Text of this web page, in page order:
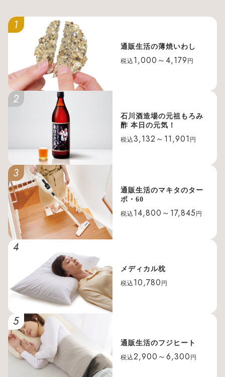
1
通販生活の薄焼いわし
税込 1,000～4,179 円
2
石川酒造場の元祖もろみ
酢 本日の元気！
税込3,132～11,901 円
3
通販生活のマキタのター
ボ・60
税込 14,800～17,845 円
4
メディカル枕
税込 10,780 円
5
通販生活のフジヒート
税込2,900～6,300 円